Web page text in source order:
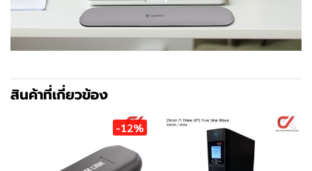
สินค้าที่เกี่ยวข้อง
-12%